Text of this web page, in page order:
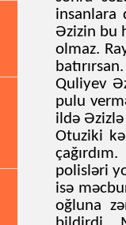
insanlara
Əzizin bu
olmaz.
Quliyev
pulu
ildə
Otuziki
polisləri
isə
oğluna